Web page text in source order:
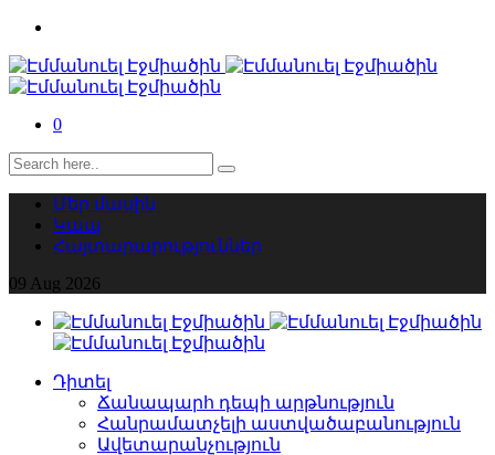
0
Մեր մասին
Կապ
Հայտարարություններ
09 Aug 2026
Դիտել
Ճանապարհ դեպի արթնություն
Հանրամատչելի աստվածաբանություն
Ավետարանչություն